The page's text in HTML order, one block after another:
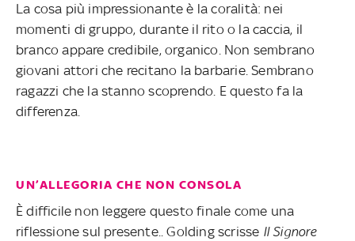
La cosa più impressionante è la coralità: nei
momenti di gruppo, durante il rito o la caccia, il
branco appare credibile, organico. Non sembrano
giovani attori che recitano la barbarie. Sembrano
ragazzi che la stanno scoprendo. E questo fa la
differenza.
UN’ALLEGORIA CHE NON CONSOLA
È difficile non leggere questo finale come una
riflessione sul presente.. Golding scrisse Il Signore